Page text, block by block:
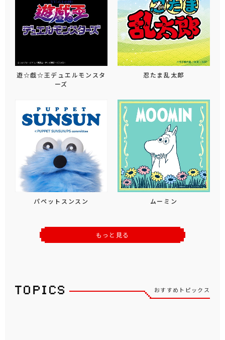
遊☆戯☆王デュエルモンスタ
ーズ
忍たま乱太郎
パペットスンスン ムーミン
もっと見る
おすすめトピックス